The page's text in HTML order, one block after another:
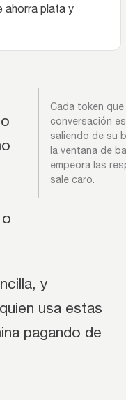
ahorra plata y
Cada token
conversación
saliendo de su
la ventana de
empeora las
sale caro.
y
usa estas
pagando de